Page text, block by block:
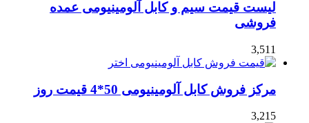
لیست قیمت سیم و کابل آلومینیومی عمده
فروشی
3,511
مرکز فروش کابل آلومینیومی 50*4 قیمت روز
3,215